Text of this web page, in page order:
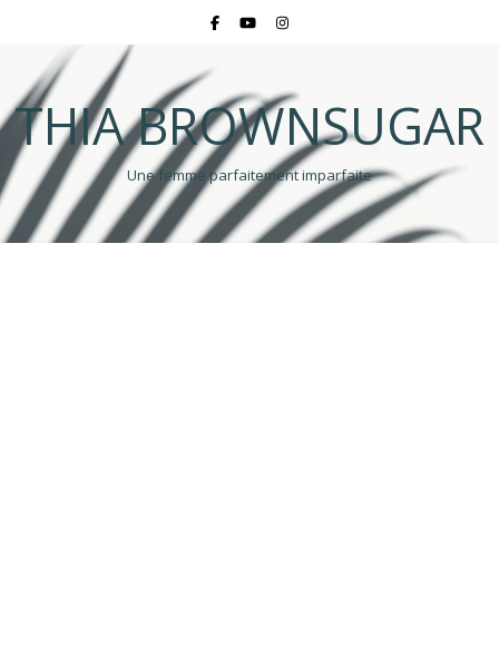
THIA BROWNSUGAR
Une femme parfaitement imparfaite